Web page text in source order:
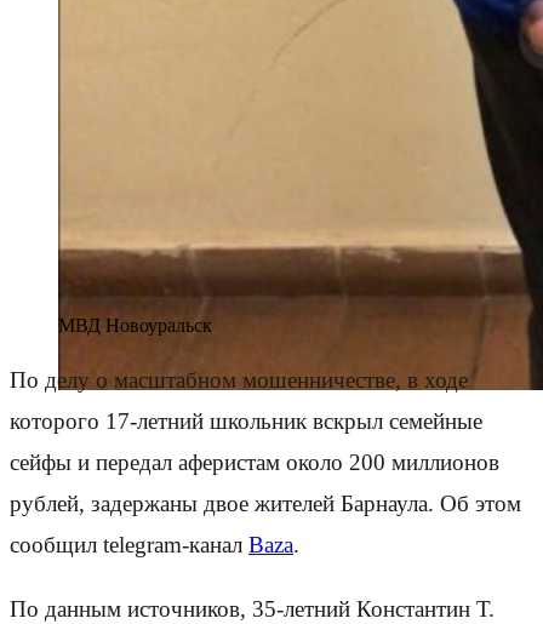
МВД Новоуральск
По делу о масштабном мошенничестве, в ходе
которого 17-летний школьник вскрыл семейные
сейфы и передал аферистам около 200 миллионов
рублей, задержаны двое жителей Барнаула. Об этом
сообщил telegram-канал Baza.
По данным источников, 35-летний Константин Т.